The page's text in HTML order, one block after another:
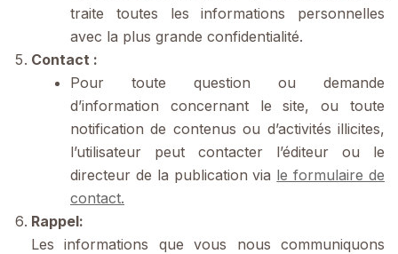
traite toutes les informations personnelles
avec la plus grande confidentialité.
Contact :
Pour toute question ou demande
d’information concernant le site, ou toute
notification de contenus ou d’activités illicites,
l’utilisateur peut contacter l’éditeur ou le
directeur de la publication via le formulaire de
contact.
Rappel:
Les informations que vous nous communiquons